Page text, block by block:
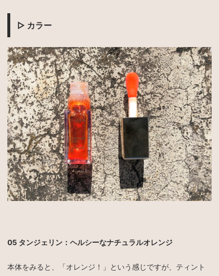
▷ カラー
05 タンジェリン：ヘルシーなナチュラルオレンジ
本体をみると、「オレンジ！」という感じですが、ティント